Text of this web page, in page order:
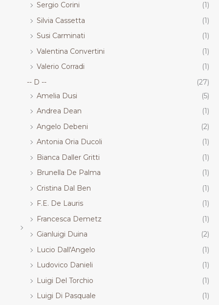
Sergio Corini
(1)
Silvia Cassetta
(1)
Susi Carminati
(1)
Valentina Convertini
(1)
Valerio Corradi
(1)
-- D --
(27)
Amelia Dusi
(5)
Andrea Dean
(1)
Angelo Debeni
(2)
Antonia Oria Ducoli
(1)
Bianca Daller Gritti
(1)
Brunella De Palma
(1)
Cristina Dal Ben
(1)
F.E. De Lauris
(1)
Francesca Demetz
(1)
Gianluigi Duina
(2)
Lucio Dall'Angelo
(1)
Ludovico Danieli
(1)
Luigi Del Torchio
(1)
Luigi Di Pasquale
(1)